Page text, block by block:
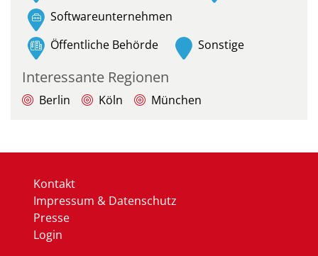
Softwareunternehmen
Öffentliche Behörde
Sonstige
Interessante Regionen
Berlin Köln München
Kontakt
Impressum & Datenschutz
Presse
Login